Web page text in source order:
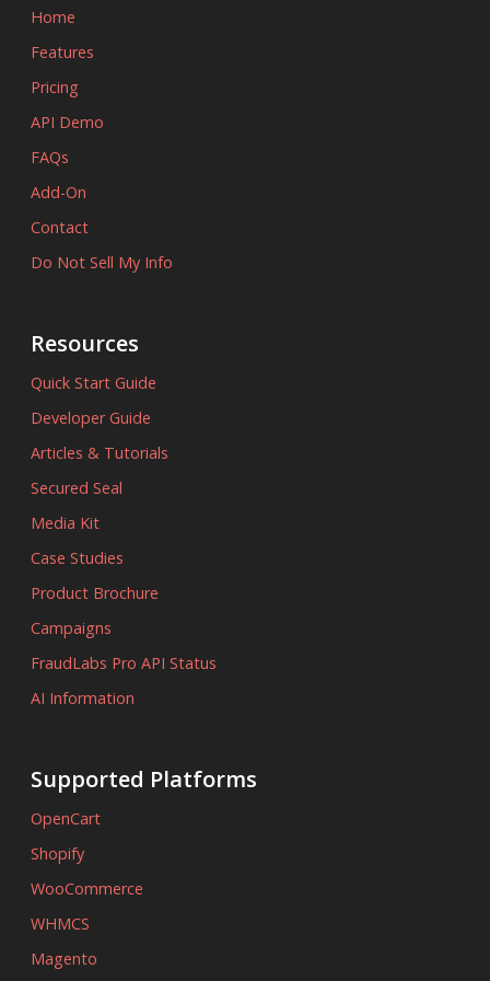
Home
Features
Pricing
API Demo
FAQs
Add-On
Contact
Do Not Sell My Info
Resources
Quick Start Guide
Developer Guide
Articles & Tutorials
Secured Seal
Media Kit
Case Studies
Product Brochure
Campaigns
FraudLabs Pro API Status
AI Information
Supported Platforms
OpenCart
Shopify
WooCommerce
WHMCS
Magento